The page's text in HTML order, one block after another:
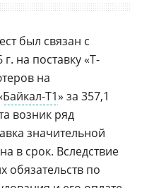
был связан с
на поставку «Т-
на
Байкал-Т1» за 357,1
возник ряд
значительной
в срок. Вследствие
обязательств по